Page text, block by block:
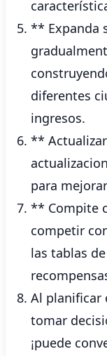
** Expanda
diferentes
ingresos.
**
para
** Compite
competir
las tablas
Al planificar
tomar
¡puede